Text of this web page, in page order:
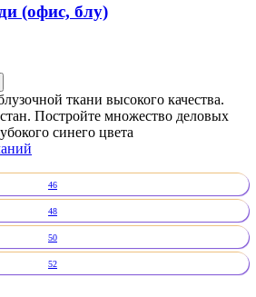
(офис, блу)
ткани высокого качества.
Постройте множество деловых
синего цвета
46
48
50
52